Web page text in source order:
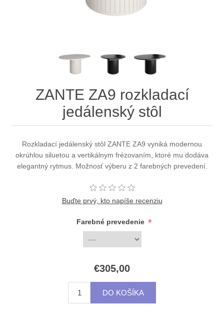
ZANTE ZA9 rozkladací
jedálenský stôl
Rozkladací jedálenský stôl ZANTE ZA9 vyniká modernou
okrúhlou siluetou a vertikálnym frézovaním, ktoré mu dodáva
elegantný rytmus. Možnosť výberu z 2 farebných prevedení.
Buďte prvý, kto napíše recenziu
Farebné prevedenie *
€305,00